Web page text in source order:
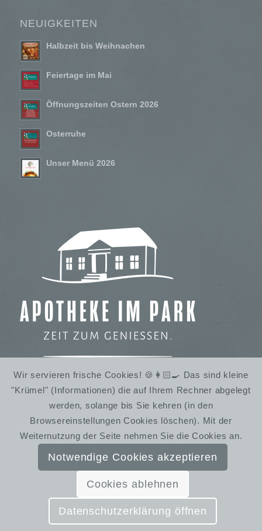
NEUIGKEITEN
Halbzeit bis Weihnachen
Feiertage im Mai
Öffnungszeiten Ostern 2026
Osterruhe
Unser Menü 2026
IMBISS IM STADTPARK
Wir servieren frische Cookies! 🍪👩🏻‍🍳 Das sind kleine
"Krümel" (Informationen) die auf Ihrem Rechner abgelegt
werden, solange bis Sie kehren (in den
Browsereinstellungen Cookies löschen). Mit der
Weiternutzung der Seite nehmen Sie die Cookies an.
Notwendige Cookies akzeptieren
Cookies ablehnen
Datenschutzerklärung öffnen